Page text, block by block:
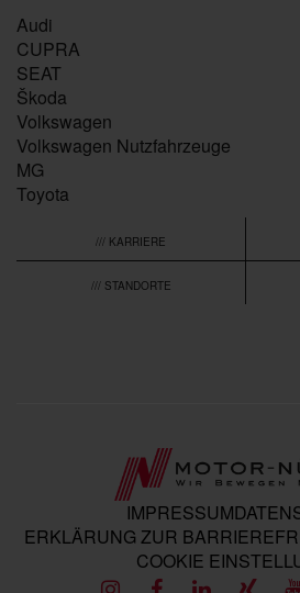
Audi
CUPRA
SEAT
Škoda
Volkswagen
Volkswagen Nutzfahrzeuge
MG
Toyota
/// KARRIERE
/// STANDORTE
IMPRESSUM
ERKLÄRUNG ZUR
COOKIE